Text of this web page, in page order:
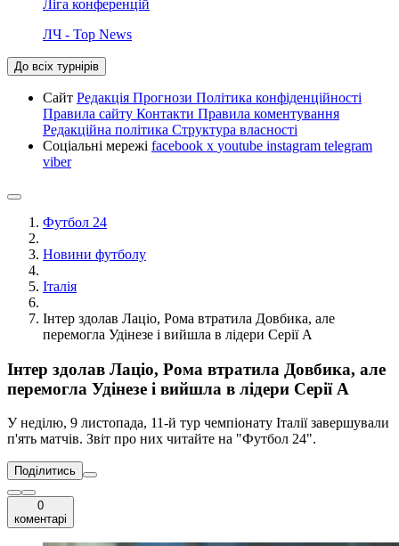
Ліга конференцій
ЛЧ - Top News
До всіх турнірів
Сайт Редакція Прогнози Політика конфіденційності
Правила сайту Контакти Правила коментування
Редакційна політика Структура власності
Соціальні мережі facebook x youtube instagram telegram
viber
Футбол 24
Новини футболу
Італія
Інтер здолав Лаціо, Рома втратила Довбика, але
перемогла Удінезе і вийшла в лідери Серії А
Інтер здолав Лаціо, Рома втратила Довбика, але
перемогла Удінезе і вийшла в лідери Серії А
У неділю, 9 листопада, 11-й тур чемпіонату Італії завершували
п'ять матчів. Звіт про них читайте на "Футбол 24".
Поділитись
0
коментарі